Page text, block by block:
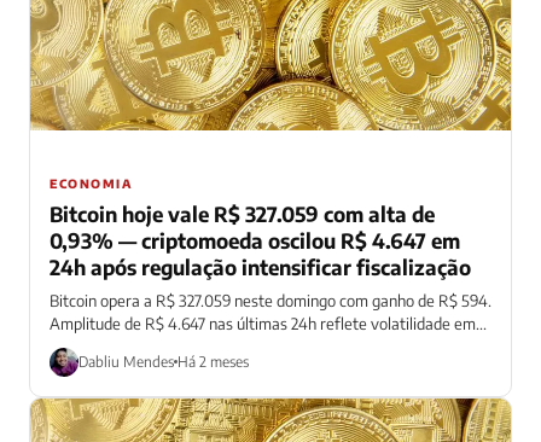
ECONOMIA
Bitcoin hoje vale R$ 327.059 com alta de
0,93% — criptomoeda oscilou R$ 4.647 em
24h após regulação intensificar fiscalização
Bitcoin opera a R$ 327.059 neste domingo com ganho de R$ 594.
Amplitude de R$ 4.647 nas últimas 24h reflete volatilidade em...
Dabliu Mendes Há 2 meses